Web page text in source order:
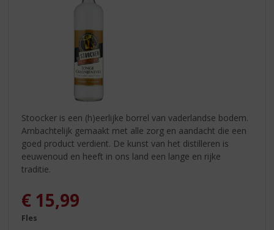
Stoocker is een (h)eerlijke borrel van vaderlandse bodem.
Ambachtelijk gemaakt met alle zorg en aandacht die een
goed product verdient. De kunst van het distilleren is
eeuwenoud en heeft in ons land een lange en rijke
traditie.
€ 15,99
Fles